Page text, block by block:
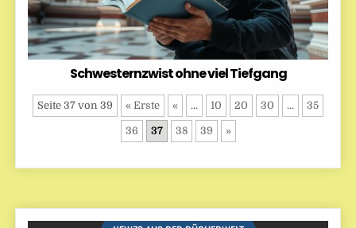
Schwesternzwist ohne viel Tiefgang
Seite 37 von 39 « Erste « ... 10 20 30 ... 35
36 37 38 39 »